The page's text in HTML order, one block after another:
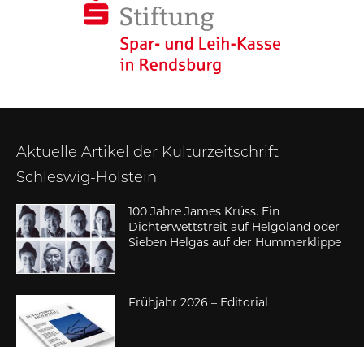
Aktuelle Artikel der Kulturzeitschrift
Schleswig-Holstein
100 Jahre James Krüss. Ein
Dichterwettstreit auf Helgoland oder
Sieben Helgas auf der Hummerklippe
Frühjahr 2026 – Editorial